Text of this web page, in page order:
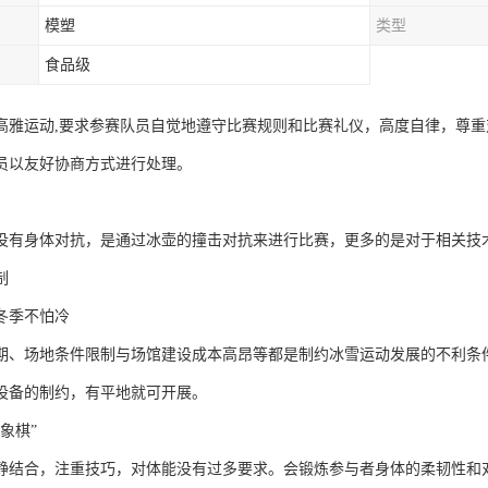
模塑 类型
食品级
雅运动,要求参赛队员自觉地遵守比赛规则和比赛礼仪，高度自律，尊
以友好协商方式进行处理。
有身体对抗，是通过冰壶的撞击对抗来进行比赛，更多的是对于相关
季不怕冷
、场地条件限制与场馆建设成本高昂等都是制约冰雪运动发展的不利
备的制约，有平地就可开展。
棋”
结合，注重技巧，对体能没有过多要求。会锻炼参与者身体的柔韧性